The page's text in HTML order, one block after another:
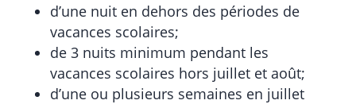
d’une nuit en dehors des périodes de
vacances scolaires;
de 3 nuits minimum pendant les
vacances scolaires hors juillet et août;
d’une ou plusieurs semaines en juillet